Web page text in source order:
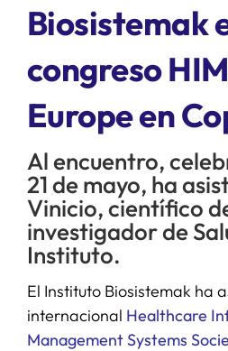
SERVICIOS
APOYO I+D+I
NOTICIAS
Biosistemak
congreso
Europe en
Al encuentro,
21 de mayo, ha
Vinicio, científico
investigador de
Instituto.
El Instituto Biosistemak ha
internacional Healthcare
Management Systems